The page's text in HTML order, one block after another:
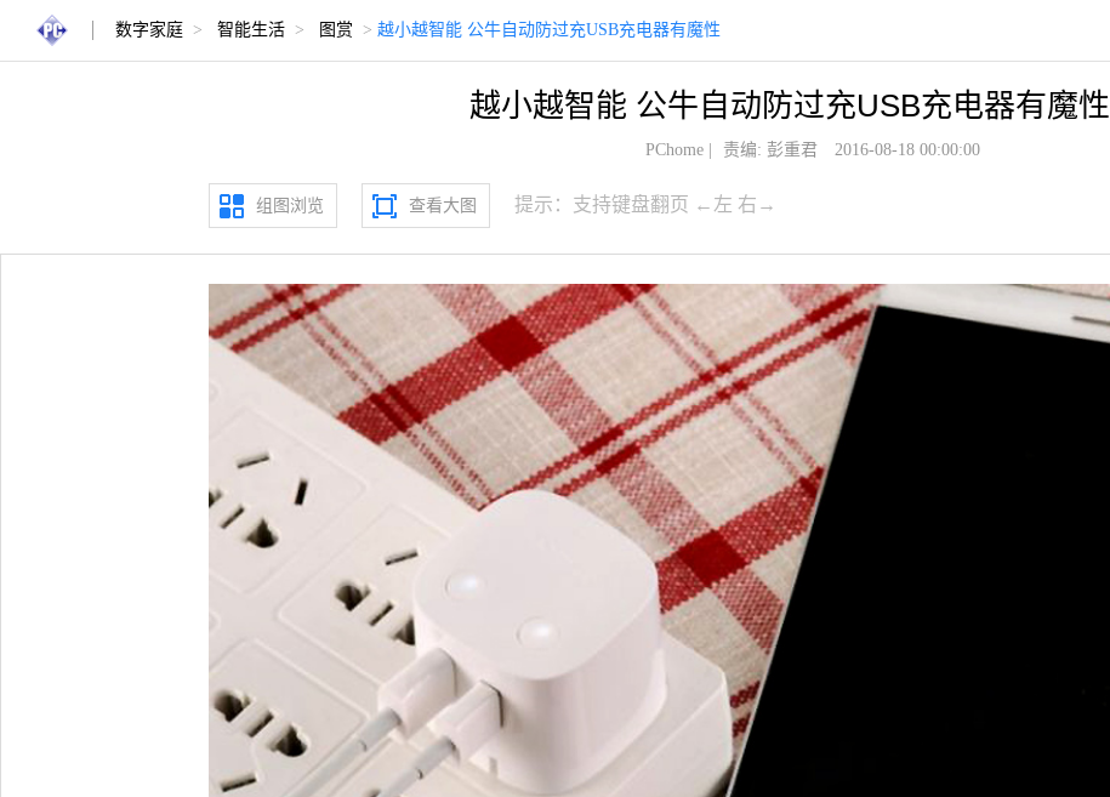
数字家庭 > 智能生活 > 图赏 > 越小越智能 公牛自动防过充USB充电器有魔性
越小越智能 公牛自动防过充USB充电器有魔性
PChome| 责编: 彭重君 2016-08-18 00:00:00
组图浏览 查看大图 提示：支持键盘翻页 ←左 右→